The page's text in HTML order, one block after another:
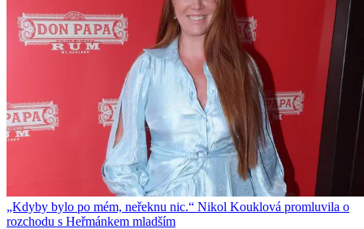
„Kdyby bylo po mém, neřeknu nic.“ Nikol Kouklová promluvila o
rozchodu s Heřmánkem mladším